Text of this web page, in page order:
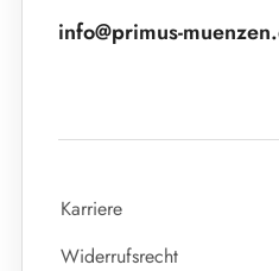
info@primus-
Karriere
Widerrufsrecht